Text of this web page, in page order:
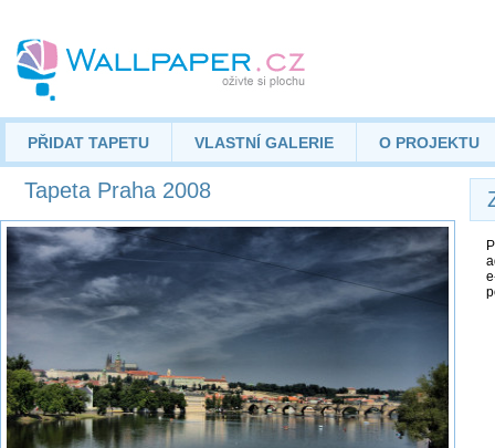
PŘIDAT TAPETU VLASTNÍ GALERIE O PROJEKTU
Tapeta Praha 2008